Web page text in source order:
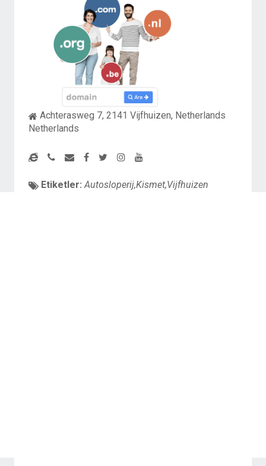
Achterasweg 7, 2141 Vijfhuizen, Netherlands
Netherlands
Etiketler: Autosloperij,Kismet,Vijfhuizen